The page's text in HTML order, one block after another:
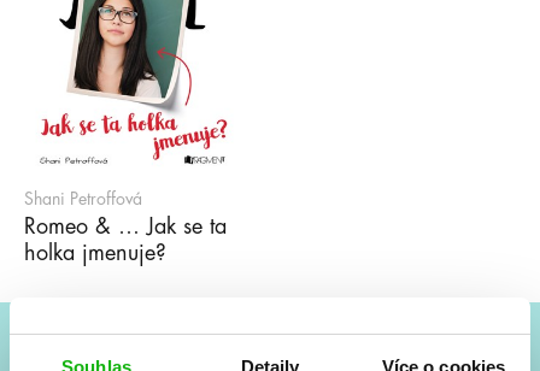
Souhlas Detaily Více o cookies
Shani Petroffová
Romeo & … Jak se ta
holka jmenuje?